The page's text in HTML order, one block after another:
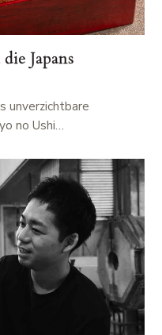
Japans
unverzichtbare
no Ushi…